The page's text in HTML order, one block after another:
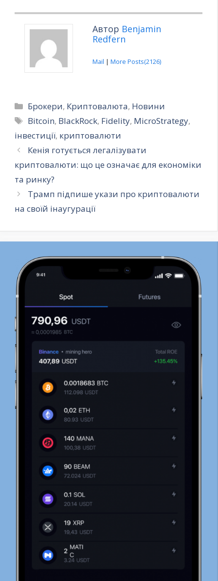
Автор Benjamin
Redfern
Mail | More Posts(2126)
Категорії
Брокери, Криптовалюта, Новини
Позначки
Bitcoin, BlackRock, Fidelity, MicroStrategy,
інвестиції, криптовалюти
Кенія готується легалізувати
криптовалюти: що це означає для економіки
та ринку?
Трамп підпише укази про криптовалюти
на своїй інаугурації